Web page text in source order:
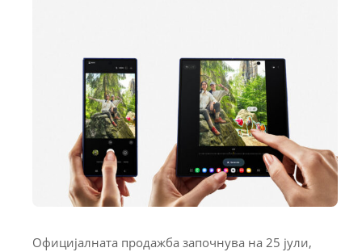
Официјалната продажба започнува на 25 јули,